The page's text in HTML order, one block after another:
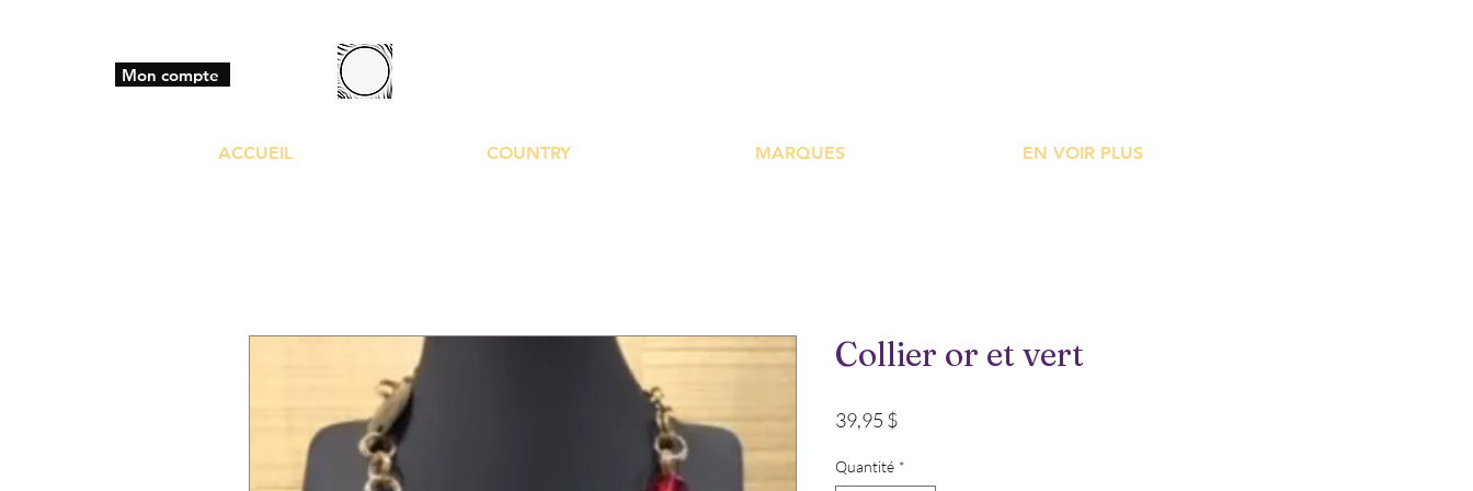
Mon compte
ACCUEIL COUNTRY MARQUES EN VOIR PLUS
Collier or et vert
39,95 $Prix
Quantité *